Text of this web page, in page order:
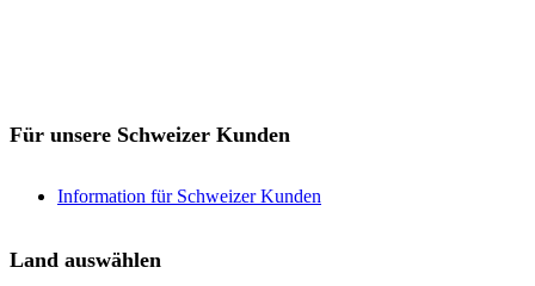
Für unsere Schweizer Kunden
Information für Schweizer Kunden
Land auswählen